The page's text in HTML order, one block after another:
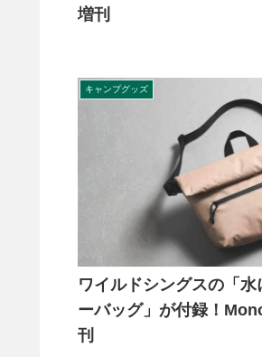
増刊
キャンプグッズ
ワイルドシングスの「
ーバッグ」が付録！
刊